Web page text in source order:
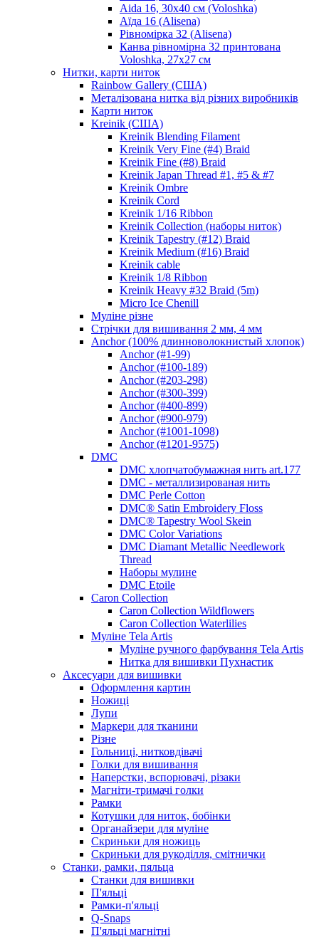
Aida 16, 30х40 см (Voloshka)
Аїда 16 (Alisena)
Рівномірка 32 (Alisena)
Канва рівномірна 32 принтована
Voloshka, 27х27 см
Нитки, карти ниток
Rainbow Gallery (США)
Металізована нитка від різних виробників
Карти ниток
Kreinik (США)
Kreinik Blending Filament
Kreinik Very Fine (#4) Braid
Kreinik Fine (#8) Braid
Kreinik Japan Thread #1, #5 & #7
Kreinik Ombre
Kreinik Cord
Kreinik 1/16 Ribbon
Kreinik Collection (наборы ниток)
Kreinik Tapestry (#12) Braid
Kreinik Medium (#16) Braid
Kreinik cable
Kreinik 1/8 Ribbon
Kreinik Heavy #32 Braid (5m)
Micro Ice Chenill
Муліне різне
Стрічки для вишивання 2 мм, 4 мм
Anchor (100% длинноволокнистый хлопок)
Anchor (#1-99)
Anchor (#100-189)
Anchor (#203-298)
Anchor (#300-399)
Anchor (#400-899)
Anchor (#900-979)
Anchor (#1001-1098)
Anchor (#1201-9575)
DMC
DMC хлопчатобумажная нить art.177
DMC - металлизированая нить
DMC Perle Cotton
DMC® Satin Embroidery Floss
DMC® Tapestry Wool Skein
DMC Color Variations
DMC Diamant Metallic Needlework
Thread
Наборы мулине
DMC Etoile
Caron Collection
Caron Collection Wildflowers
Caron Collection Waterlilies
Муліне Tela Artis
Муліне ручного фарбування Tela Artis
Нитка для вишивки Пухнастик
Аксесуари для вишивки
Оформлення картин
Ножиці
Лупи
Маркери для тканини
Різне
Гольниці, нитковдівачі
Голки для вишивання
Наперстки, вспорювачі, різаки
Магніти-тримачі голки
Рамки
Котушки для ниток, бобінки
Органайзери для муліне
Скриньки для ножиць
Скриньки для рукоділля, смітнички
Станки, рамки, пяльца
Станки для вишивки
П'яльці
Рамки-п'яльці
Q-Snaps
П'яльці магнітні